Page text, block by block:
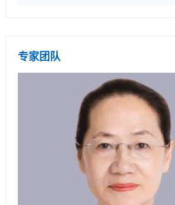
专家团队